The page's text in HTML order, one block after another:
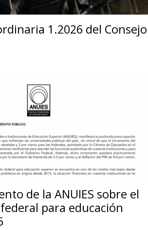
1.2026 del Consejo
de la ANUIES sobre el
para educación